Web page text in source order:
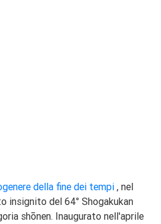
della fine dei tempi , nel
insignito del 64° Shogakukan
shōnen. Inaugurato nell'aprile